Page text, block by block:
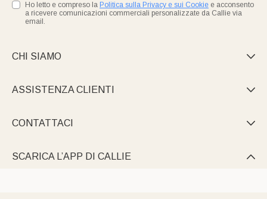
Ho letto e compreso la Politica sulla Privacy e sui Cookie e acconsento
a ricevere comunicazioni commerciali personalizzate da Callie via
email.
CHI SIAMO 
ASSISTENZA CLIENTI 
CONTATTACI 
SCARICA L’APP DI CALLIE 